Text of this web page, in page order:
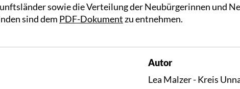
sowie die Verteilung der Neubürgerinnen und
sind dem PDF-Dokumentzu entnehmen.
Autor
Lea Malzer - Kreis